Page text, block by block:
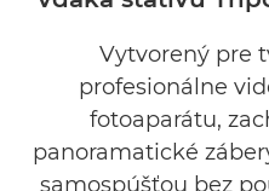
Vytvorený pre
profesionálne
fotoaparátu,
panoramatické
samospúšťou bez